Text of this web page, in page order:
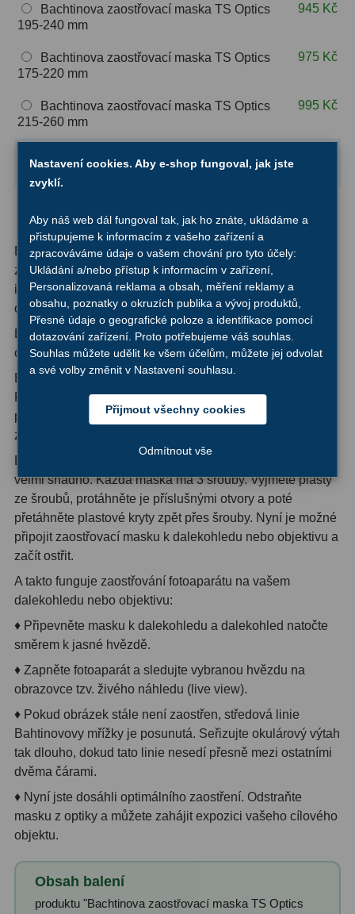
SII 2
Barevné66
Barlow čočky65
Barlow 3x
Barlow 4x3
Barlow 5x8
Převracecí4
Hledáčky28
Optické hledáčky15
Sluneční hledáčky3
Úchyty a držáky hledáčků4
Příslušenství54
Redukce 1,25" a 2"
Svítilny5
Čištění28
Binohlavy3
Ostatní
Azimutální AZ5
Paralaktické EQ
Fotografické montáže5
Stativy a pilíře
Motory a pohony13
Bachtinova zaostřovací maska TS Optics
195-240 mm
945 Kč
Bachtinova zaostřovací maska TS Optics
175-220 mm
975 Kč
Bachtinova zaostřovací maska TS Optics
215-260 mm
995 Kč
250-290 mm
290-340 mm
Bachtinova maska - jedinečná pomůcka pro dokonalé
zaostření obrazu při astrofotografii. Plastová maska se
instaluje na vstup do dalekohledu. Vnější průměr
objektivu dalekohledu od 250mm do 290mm.
Bahtinova maska od TS-Optics je praktická pro přesné
ostření vašich astro snímků
Bahtinova maska je pojmenována po svém vynálezci
Pavlovi Bahtinovovi. Tato ostřicí pomůcka umožňuje
přesné nastavení vašich astro snímků podle roviny
zaostření dalekohledu nebo objektivu fotoaparátu.
velmi snadno. Každá maska má 3 šrouby. Vyjměte plasty
ze šroubů, protáhněte je příslušnými otvory a poté
přetáhněte plastové kryty zpět přes šrouby. Nyní je možné
připojit zaostřovací masku k dalekohledu nebo objektivu a
začít ostřit.
A takto funguje zaostřování fotoaparátu na vašem
dalekohledu nebo objektivu:
♦ Připevněte masku k dalekohledu a dalekohled natočte
směrem k jasné hvězdě.
♦ Zapněte fotoaparát a sledujte vybranou hvězdu na
obrazovce tzv. živého náhledu (live view).
♦ Pokud obrázek stále není zaostřen, středová linie
Bahtinovovy mřížky je posunutá. Seřizujte okulárový výtah
tak dlouho, dokud tato linie nesedí přesně mezi ostatními
dvěma čárami.
♦ Nyní jste dosáhli optimálního zaostření. Odstraňte
masku z optiky a můžete zahájit expozici vašeho cílového
objektu.
Obsah balení
produktu "Bachtinova zaostřovací maska TS Optics
Nastavení cookies. Aby e-shop fungoval, jak jste
zvyklí.
Aby náš web dál fungoval tak, jak ho znáte, ukládáme a
přistupujeme k informacím z vašeho zařízení a
zpracováváme údaje o vašem chování pro tyto účely:
Ukládání a/nebo přístup k informacím v zařízení,
Personalizovaná reklama a obsah, měření reklamy a
obsahu, poznatky o okruzích publika a vývoj produktů,
Přesné údaje o geografické poloze a identifikace pomocí
dotazování zařízení. Proto potřebujeme váš souhlas.
Souhlas můžete udělit ke všem účelům, můžete jej odvolat
a své volby změnit v Nastavení souhlasu.
Přijmout všechny cookies
Odmítnout vše